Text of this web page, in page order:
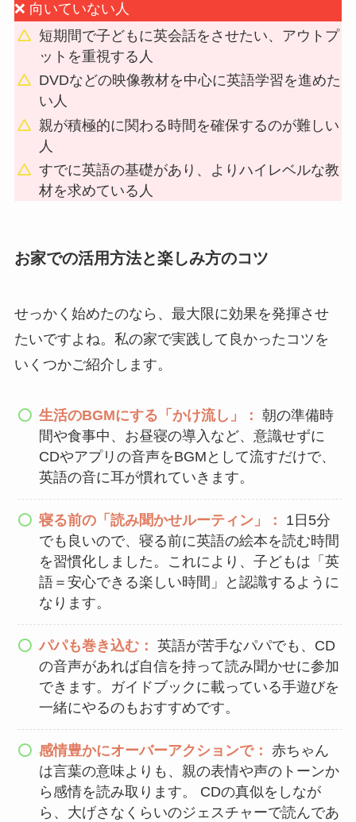
❌ 向いていない人
短期間で子どもに英会話をさせたい、アウトプ
ットを重視する人
DVDなどの映像教材を中心に英語学習を進めた
い人
親が積極的に関わる時間を確保するのが難しい
人
すでに英語の基礎があり、よりハイレベルな教
材を求めている人
お家での活用方法と楽しみ方のコツ
せっかく始めたのなら、最大限に効果を発揮させ
たいですよね。私の家で実践して良かったコツを
いくつかご紹介します。
生活のBGMにする「かけ流し」： 朝の準備時
間や食事中、お昼寝の導入など、意識せずに
CDやアプリの音声をBGMとして流すだけで、
英語の音に耳が慣れていきます。
寝る前の「読み聞かせルーティン」：
1日5分
でも良いので、寝る前に英語の絵本を読む時間
を習慣化しました。これにより、子どもは「英
語＝安心できる楽しい時間」と認識するように
なります。
パパも巻き込む： 英語が苦手なパパでも、CD
の音声があれば自信を持って読み聞かせに参加
できます。ガイドブックに載っている手遊びを
一緒にやるのもおすすめです。
感情豊かにオーバーアクションで： 赤ちゃん
は言葉の意味よりも、親の表情や声のトーンか
ら感情を読み取ります。 CDの真似をしなが
ら、大げさなくらいのジェスチャーで読んであ